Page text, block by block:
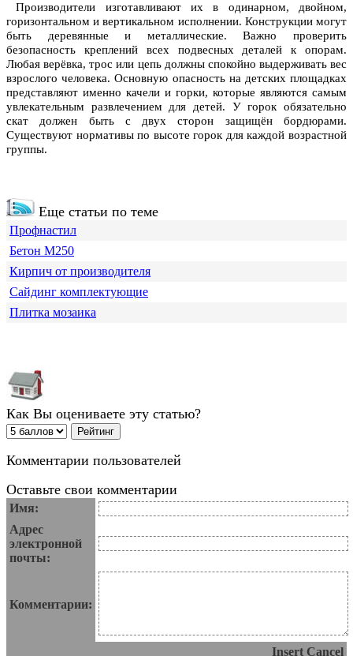
Производители изготавливают их в одинарном, двойном,
горизонтальном и вертикальном исполнении. Конструкции могут
быть деревянные и металлические. Важно проверить
безопасность креплений всех подвесных деталей к опорам.
Любая верёвка, трос или цепь должны спокойно выдерживать вес
взрослого человека. Основную опасность на детских площадках
представляют именно качели и горки, которые являются самым
увлекательным развлечением для детей. У горок обязательно
скат должен быть с двух сторон защищён бордюрами.
Существуют нормативы по высоте горок для каждой возрастной
группы.
Еще статьи по теме
Профнастил
Бетон М250
Кирпич от производителя
Сайдинг комплектующие
Плитка мозаика
Как Вы оцениваете эту статью?
Комментарии пользователей
Оставьте свои комментарии
Имя:
Адрес
электронной
почты:
Комментарии:
Insert Cancel